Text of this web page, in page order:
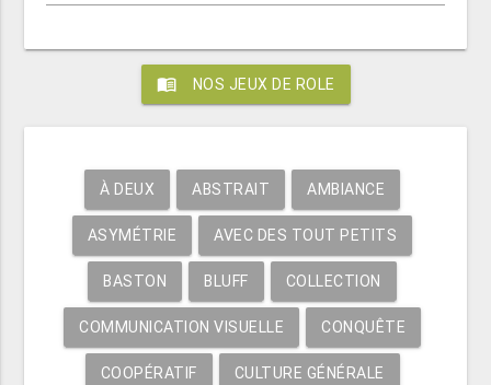
menu_book NOS JEUX DE ROLE
À DEUX ABSTRAIT AMBIANCE
ASYMÉTRIE AVEC DES TOUT PETITS
BASTON BLUFF COLLECTION
COMMUNICATION VISUELLE CONQUÊTE
COOPÉRATIF CULTURE GÉNÉRALE